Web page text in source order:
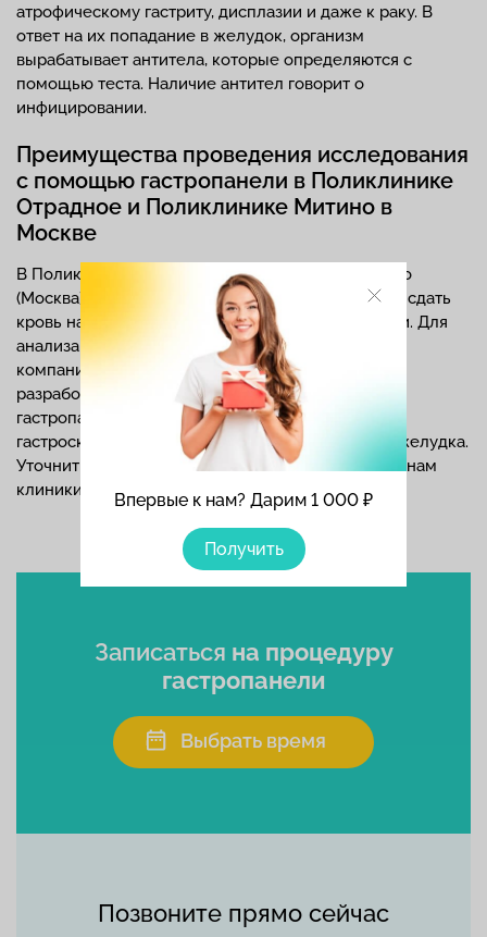
Впервые к нам? Дарим 1 000 ₽
Получить
атрофическому гастриту, дисплазии и даже к раку. В
ответ на их попадание в желудок, организм
вырабатывает антитела, которые определяются с
помощью теста. Наличие антител говорит о
инфицировании.
Преимущества проведения исследования
с помощью гастропанели в Поликлинике
Отрадное и Поликлинике Митино в
Москве
В Поликлинике Отрадное и Поликлинике Митино
(Москва) в любое комфортное время Вы можете сдать
кровь на исследование с помощью гастропанели. Для
анализа используются оригинальные реактивы
компании BiohitDiagnostics (Финляндия), которая
разработала этот тест. Скрининг с помощью
гастропанели – это комфортная альтернатива
гастроскопии для сохранения здоровья вашего желудка.
Уточнить стоимость можно
на сайте
и по телефонам
клиники.
Позвоните прямо сейчас
Записаться на процедуру
гастропанели
Выбрать время